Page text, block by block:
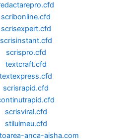
scribonline.cfd
scrisexpert.cfd
scrisinstant.cfd
scrispro.cfd
textcraft.cfd
textexpress.cfd
scrisrapid.cfd
scrisviral.cfd
stilulmeu.cfd
anca-aisha.com